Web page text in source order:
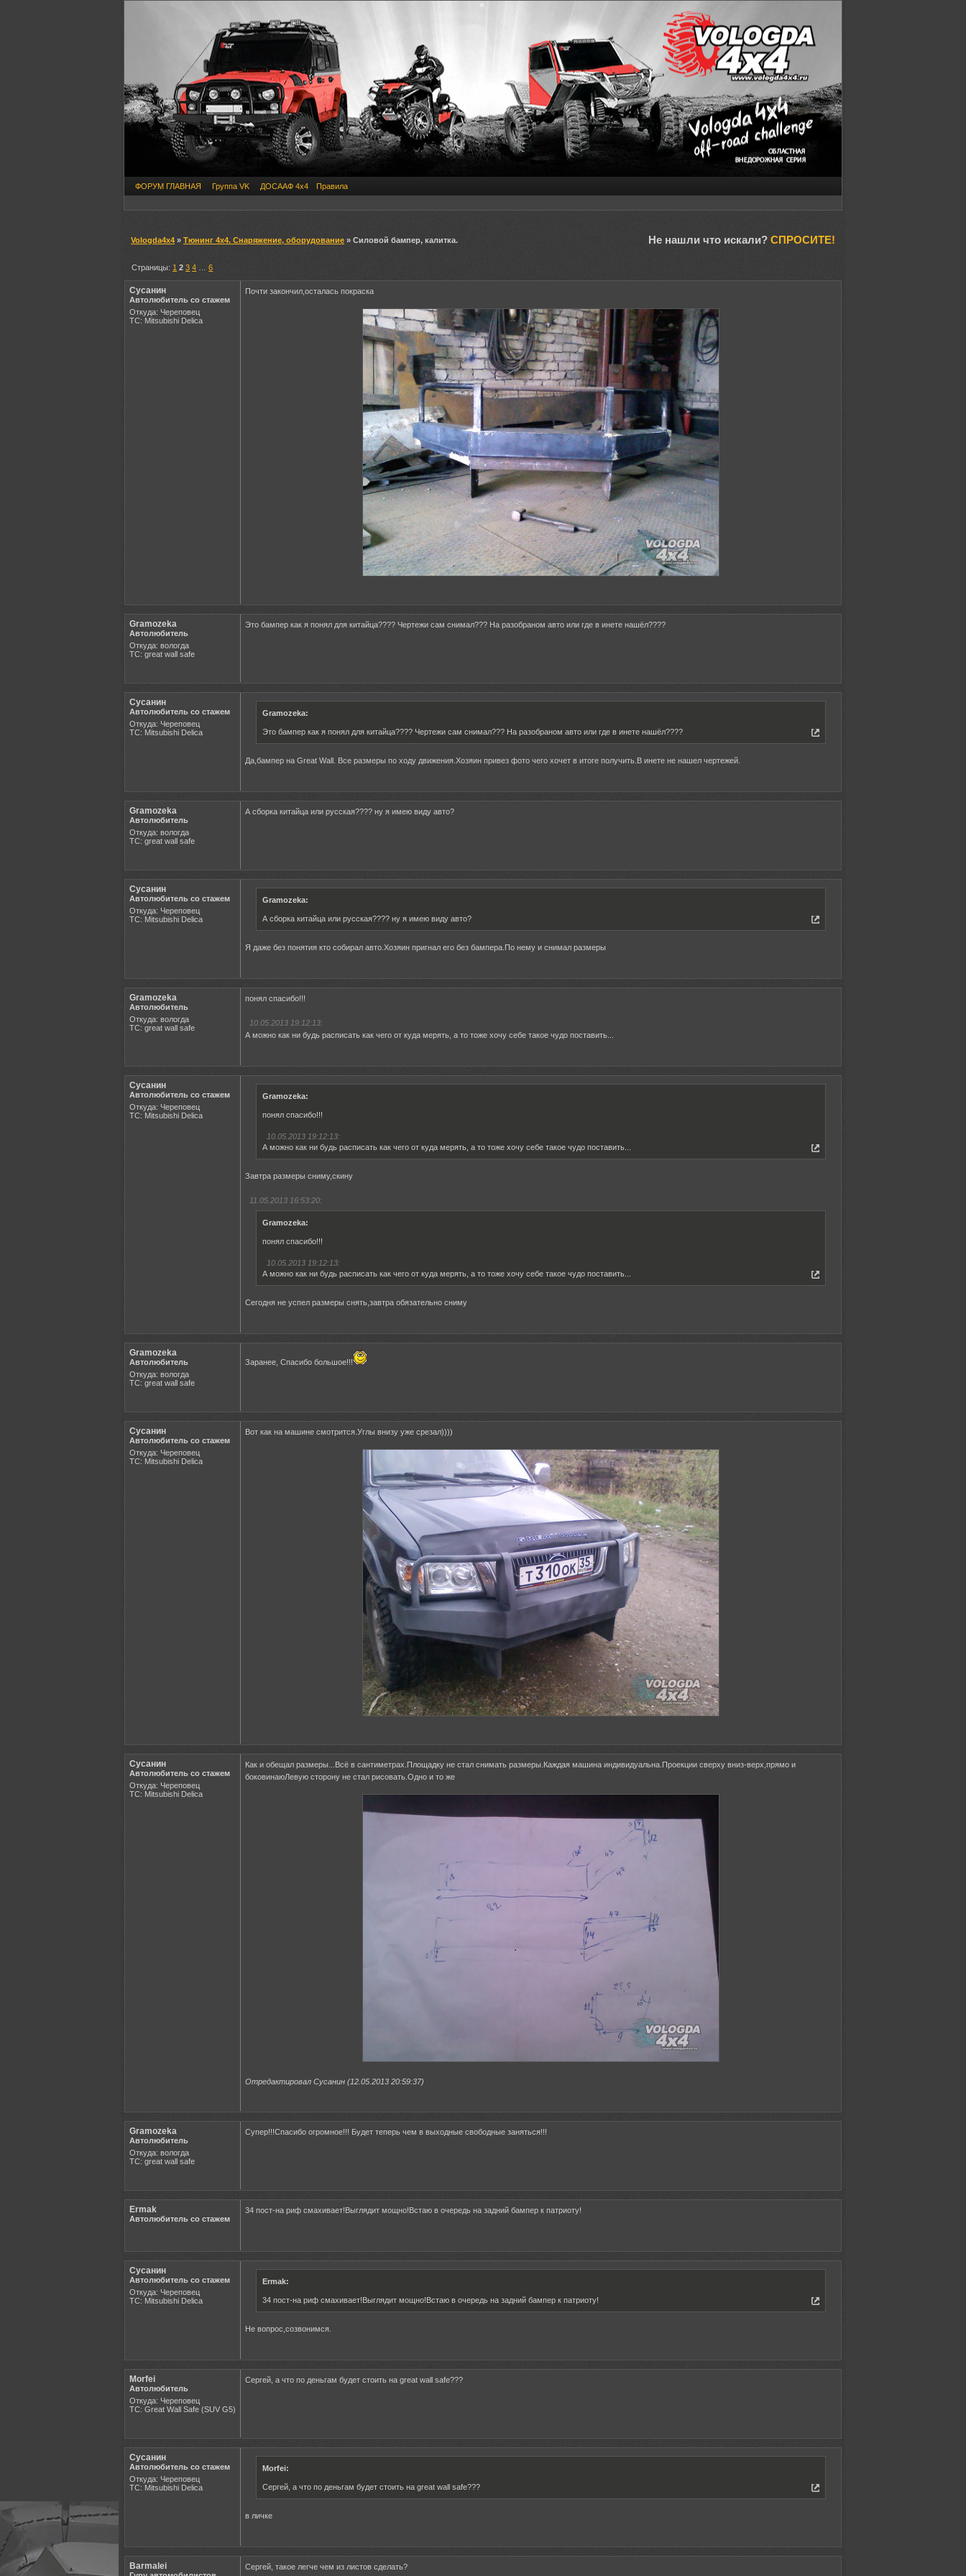
ФОРУМ ГЛАВНАЯ Группа VK ДОСААФ 4х4 Правила
Vologda4x4 » Тюнинг 4х4. Снаряжение, оборудование » Силовой бампер, калитка. Не нашли что искали? СПРОСИТЕ!
Страницы: 1 2 3 4 …6
Сусанин
Автолюбитель со стажем
Откуда: Череповец
ТС: Mitsubishi Delica
Почти закончил,осталась покраска
Gramozeka
Автолюбитель
Откуда: вологда
ТС: great wall safe
Это бампер как я понял для китайца???? Чертежи сам снимал??? На разобраном авто или где в инете нашёл????
Сусанин
Автолюбитель со стажем
Откуда: Череповец
ТС: Mitsubishi Delica
Gramozeka:
Это бампер как я понял для китайца???? Чертежи сам снимал??? На разобраном авто или где в инете нашёл????
Да,бампер на Great Wall. Все размеры по ходу движения.Хозяин привез фото чего хочет в итоге получить.В инете не нашел чертежей.
Gramozeka
Автолюбитель
Откуда: вологда
ТС: great wall safe
А сборка китайца или русская???? ну я имею виду авто?
Сусанин
Автолюбитель со стажем
Откуда: Череповец
ТС: Mitsubishi Delica
Gramozeka:
А сборка китайца или русская???? ну я имею виду авто?
Я даже без понятия кто собирал авто.Хозяин пригнал его без бампера.По нему и снимал размеры
Gramozeka
Автолюбитель
Откуда: вологда
ТС: great wall safe
понял спасибо!!!
10.05.2013 19:12:13:
А можно как ни будь расписать как чего от куда мерять, а то тоже хочу себе такое чудо поставить...
Сусанин
Автолюбитель со стажем
Откуда: Череповец
ТС: Mitsubishi Delica
Gramozeka:
понял спасибо!!!
10.05.2013 19:12:13:
А можно как ни будь расписать как чего от куда мерять, а то тоже хочу себе такое чудо поставить...
Завтра размеры сниму,скину
11.05.2013 16:53:20:
Gramozeka:
понял спасибо!!!
10.05.2013 19:12:13:
А можно как ни будь расписать как чего от куда мерять, а то тоже хочу себе такое чудо поставить...
Сегодня не успел размеры снять,завтра обязательно сниму
Gramozeka
Автолюбитель
Откуда: вологда
ТС: great wall safe
Заранее, Спасибо большое!!!
Сусанин
Автолюбитель со стажем
Откуда: Череповец
ТС: Mitsubishi Delica
Вот как на машине смотрится.Углы внизу уже срезал))))
Сусанин
Автолюбитель со стажем
Откуда: Череповец
ТС: Mitsubishi Delica
Как и обещал размеры...Всё в сантиметрах.Площадку не стал снимать размеры.Каждая машина индивидуальна.Проекции сверху вниз-верх,прямо и
боковинаюЛевую сторону не стал рисовать.Одно и то же
Отредактировал Сусанин (12.05.2013 20:59:37)
Gramozeka
Автолюбитель
Откуда: вологда
ТС: great wall safe
Супер!!!Спасибо огромное!!! Будет теперь чем в выходные свободные заняться!!!
Ermak
Автолюбитель со стажем
34 пост-на риф смахивает!Выглядит мощно!Встаю в очередь на задний бампер к патриоту!
Сусанин
Автолюбитель со стажем
Откуда: Череповец
ТС: Mitsubishi Delica
Ermak:
34 пост-на риф смахивает!Выглядит мощно!Встаю в очередь на задний бампер к патриоту!
Не вопрос,созвонимся.
Morfei
Автолюбитель
Откуда: Череповец
ТС: Great Wall Safe (SUV G5)
Сергей, а что по деньгам будет стоить на great wall safe???
Сусанин
Автолюбитель со стажем
Откуда: Череповец
ТС: Mitsubishi Delica
Morfei:
Сергей, а что по деньгам будет стоить на great wall safe???
в личке
Barmalei Сергей, такое легче чем из листов сделать?